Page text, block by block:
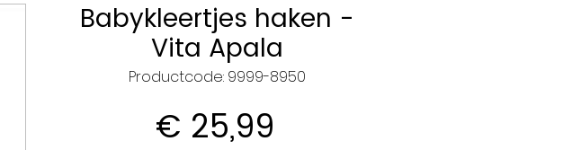
Babykleertjes haken -
Vita Apala
Productcode: 9999-8950
€ 25,99